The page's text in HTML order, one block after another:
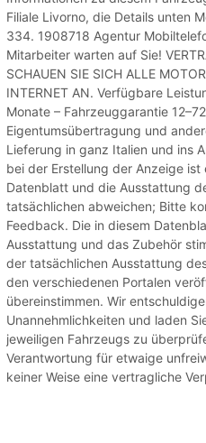
Filiale Livorno, die Details unten
334. 1908718 Agentur
Mitarbeiter warten auf Sie!
SCHAUEN SIE SICH ALLE
INTERNET AN. Verfügbare
Monate – Fahrzeuggarantie
Eigentumsübertragung und
Lieferung in ganz Italien und ins
bei der Erstellung der Anzeige
Datenblatt und die Ausstattung
tatsächlichen abweichen; Bitte
Feedback. Die in diesem
Ausstattung und das Zubehör
der tatsächlichen Ausstattung
den verschiedenen Portalen
übereinstimmen. Wir
Unannehmlichkeiten und laden
jeweiligen Fahrzeugs zu
Verantwortung für etwaige
keiner Weise eine vertragliche